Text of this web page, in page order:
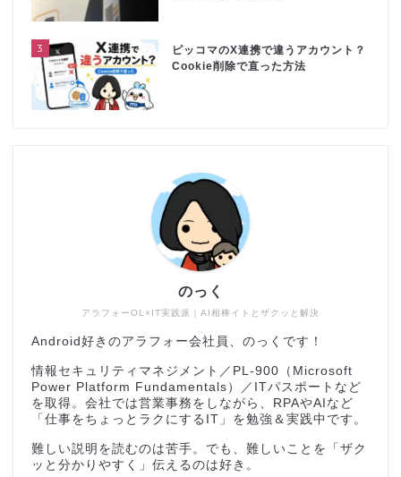
3
ピッコマのX連携で違うアカウント？
Cookie削除で直った方法
アラフォーOL×IT実践派｜AI相棒イトとザクッと解決
のっく
Android好きのアラフォー会社員、のっくです！
情報セキュリティマネジメント／PL-900（Microsoft
Power Platform Fundamentals）／ITパスポートなど
を取得。会社では営業事務をしながら、RPAやAIなど
「仕事をちょっとラクにするIT」を勉強＆実践中です。
難しい説明を読むのは苦手。でも、難しいことを「ザク
ッと分かりやすく」伝えるのは好き。